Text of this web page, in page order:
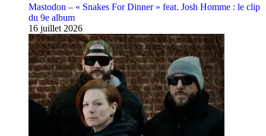
Mastodon – « Snakes For Dinner » feat. Josh Homme : le clip
du 9e album
16 juillet 2026